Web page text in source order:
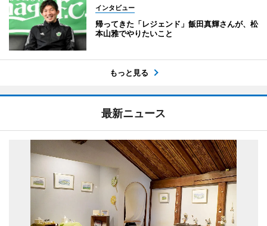
インタビュー
帰ってきた「レジェンド」飯田真輝さんが、松
本山雅でやりたいこと
もっと見る
最新ニュース